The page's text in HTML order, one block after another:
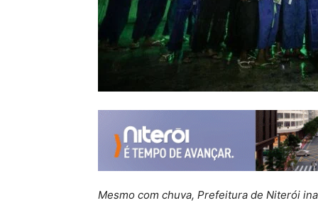
Mesmo com chuva, Prefeitura de Niterói